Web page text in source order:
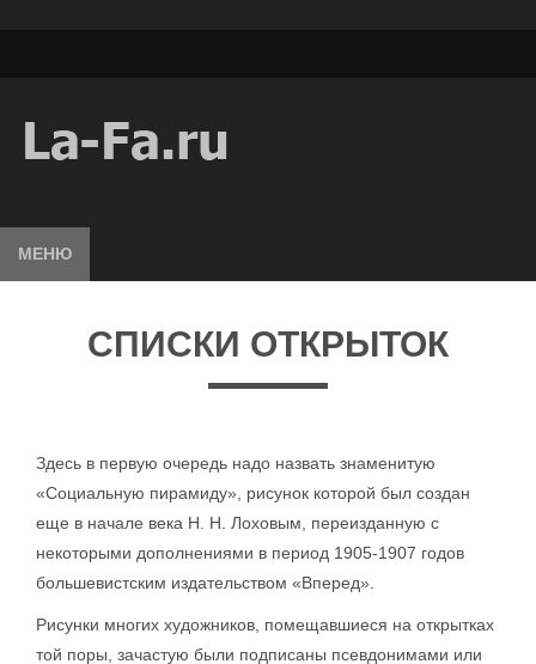
МЕНЮ
СПИСКИ ОТКРЫТОК
Здесь в первую очередь надо назвать знаменитую
«Социальную пирамиду», рисунок которой был создан
еще в начале века Н. Н. Лоховым, переизданную с
некоторыми дополнениями в период 1905-1907 годов
большевистским издательством «Вперед».
Рисунки многих художников, помещавшиеся на открытках
той поры, зачастую были подписаны псевдонимами или